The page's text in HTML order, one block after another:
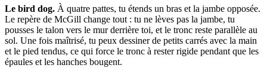
Le bird dog. À quatre pattes, tu étends un bras et la jambe opposée.
Le repère de McGill change tout : tu ne lèves pas la jambe, tu
pousses le talon vers le mur derrière toi, et le tronc reste parallèle au
sol. Une fois maîtrisé, tu peux dessiner de petits carrés avec la main
et le pied tendus, ce qui force le tronc à rester rigide pendant que les
épaules et les hanches bougent.